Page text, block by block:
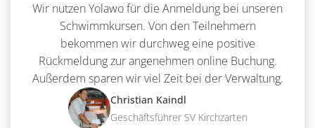
Wir nutzen Yolawo für die Anmeldung bei unseren
Schwimmkursen. Von den Teilnehmern
bekommen wir durchweg eine positive
Rückmeldung zur angenehmen online Buchung.
Außerdem sparen wir viel Zeit bei der Verwaltung.
Christian Kaindl
Geschäftsführer SV Kirchzarten